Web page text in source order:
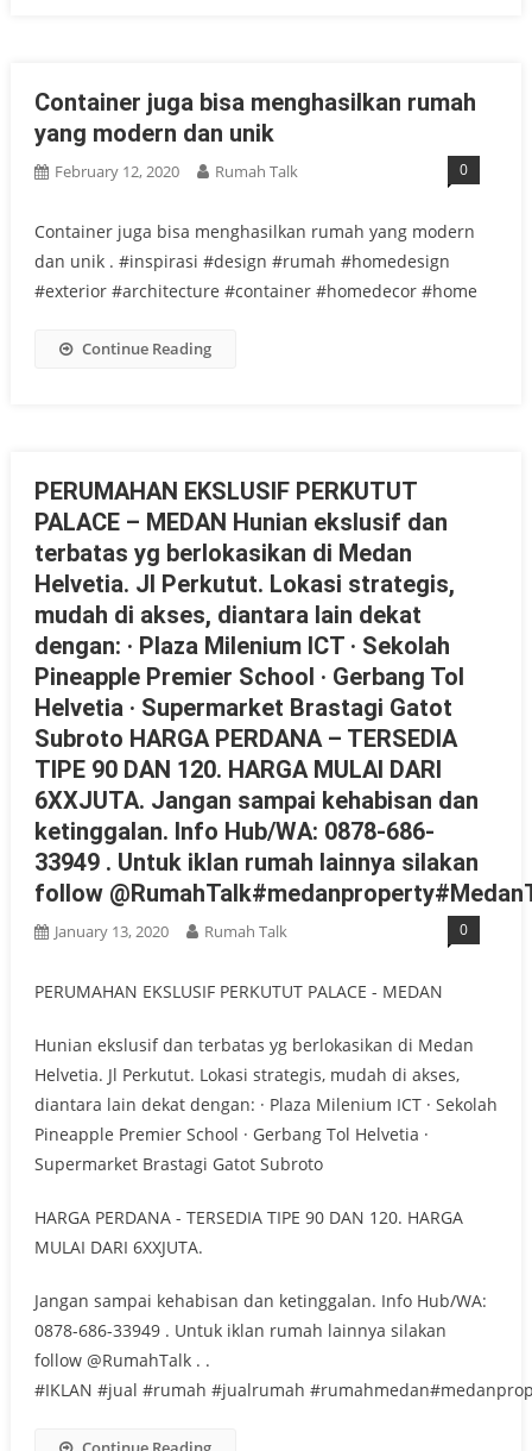
Container juga bisa menghasilkan rumah
yang modern dan unik
February 12, 2020 Rumah Talk 0
Container juga bisa menghasilkan rumah yang modern
dan unik . #inspirasi #design #rumah #homedesign
#exterior #architecture #container #homedecor #home
Continue Reading
PERUMAHAN EKSLUSIF PERKUTUT
PALACE – MEDAN Hunian ekslusif dan
terbatas yg berlokasikan di Medan
Helvetia. Jl Perkutut. Lokasi strategis,
mudah di akses, diantara lain dekat
dengan: · Plaza Milenium ICT · Sekolah
Pineapple Premier School · Gerbang Tol
Helvetia · Supermarket Brastagi Gatot
Subroto HARGA PERDANA – TERSEDIA
TIPE 90 DAN 120. HARGA MULAI DARI
6XXJUTA. Jangan sampai kehabisan dan
ketinggalan. Info Hub/WA: 0878-686-
33949 . Untuk iklan rumah lainnya silakan
follow
January 13, 2020 Rumah Talk 0
PERUMAHAN EKSLUSIF PERKUTUT PALACE - MEDAN
Hunian ekslusif dan terbatas yg berlokasikan di Medan
Helvetia. Jl Perkutut. Lokasi strategis, mudah di akses,
diantara lain dekat dengan: · Plaza Milenium ICT · Sekolah
Pineapple Premier School · Gerbang Tol Helvetia ·
Supermarket Brastagi Gatot Subroto
HARGA PERDANA - TERSEDIA TIPE 90 DAN 120. HARGA
MULAI DARI 6XXJUTA.
Jangan sampai kehabisan dan ketinggalan. Info Hub/WA:
0878-686-33949 . Untuk iklan rumah lainnya silakan
follow @RumahTalk . .
#IKLAN #jual #rumah #jualrumah